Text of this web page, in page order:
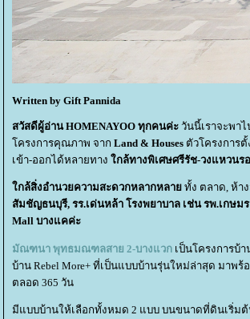
Written by Gift Pannida
สวัสดีผู้อ่าน HOMENAYOO ทุกคนค่ะ วันนี้เราจะพา
ครงการคุณภาพ จาก Land & Houses ตัวโครงการ
เข้า-ออกได้หลายทาง กล้ทางพิเศษศรีรัช-วงแหวนร
กล้สิ่งอำนวยความสะดวกหลากหลา ทั้ง ตลาด, ห้า
สัมชัญธนบุรี, รร.เด่นหล้า โรงพยาบาล เช่น รพ.เกษมร
Mall บางแคค่ะ
มัณฑนา พุทธมณฑลสาย 2-บางแวก เป็นโครงการบ้
บ้าน Rebel More+ ที่เป็นแบบบ้านรุ่นใหม่ล่าสุด มาพร้
ตลอด 365 วัน
มีแบบบ้านให้เลือกทั้งหมด 2 แบบ บนขนาดที่ดินเริ่มต้